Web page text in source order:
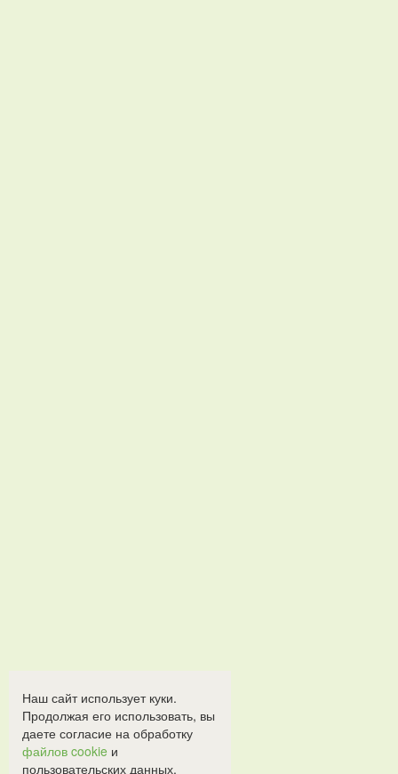
Наш сайт использует куки.
Продолжая его использовать, вы
даете согласие на обработку
файлов cookie и
пользовательских данных.